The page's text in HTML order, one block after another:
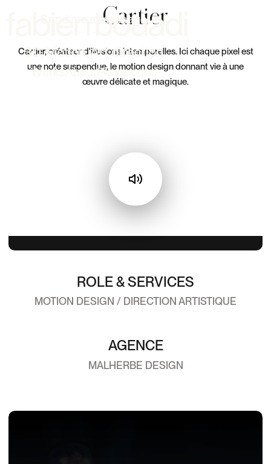
3D, Motion, Art direction
WorksAboutPlayground
Send me a message
Cartier
Cartier, créateur d'illusions intemporelles. Ici chaque pixel est
une note suspendue, le motion design donnant vie à une
œuvre délicate et magique.
ROLE & SERVICES
MOTION DESIGN / DIRECTION ARTISTIQUE
AGENCE
MALHERBE DESIGN